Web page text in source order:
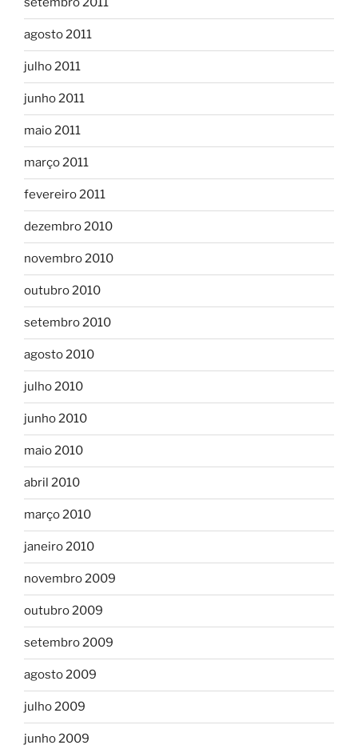
agosto 2011
julho 2011
junho 2011
maio 2011
março 2011
fevereiro 2011
dezembro 2010
novembro 2010
outubro 2010
setembro 2010
agosto 2010
julho 2010
junho 2010
maio 2010
abril 2010
março 2010
janeiro 2010
novembro 2009
outubro 2009
setembro 2009
agosto 2009
julho 2009
junho 2009